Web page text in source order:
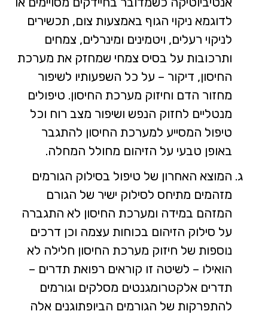
לדוגמא ניקוי הגוף באמצעות צום, תכשירים
לניקוי רעלים, ויטמינים ומינרלים, צמחים
ותרכובות על בסיס צמחי שמחזק את מערכת
החיסון, דיקור – על כל השפעותיו לשיפור
מחזור הדם וחיזוק מערכת החיסון. טיפולים
מנטליים לחזוק הנפש ושיפור מצב רוח וכל
טיפול המסייע למערכת החיסון להתגבר
באופן טבעי על הזיהום מחולל המחלה.
המוצא האחרון של טיפול בסילוק הגורמים
מזהמים מתיחס לסילוק ישיר של הגורם
המזהם במידה ומערכת החיסון לא התגברה
על סילוק הזיהום בכוחות עצמה וכן דרכים
נוספות של חיזוק מערכת החיסון חלילה לא
הואילו – לשיטה זו קוראים רפואת תדרים –
תדרים אלקטרומגנטים מסלקים וגורמים
להתפרקות של הגורמים הביופתוגנים אלה